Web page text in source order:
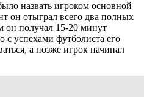
назвать игроком основной
он отыграл всего два полных
он получал 15-20 минут
с успехами футболиста его
а позже игрок начинал